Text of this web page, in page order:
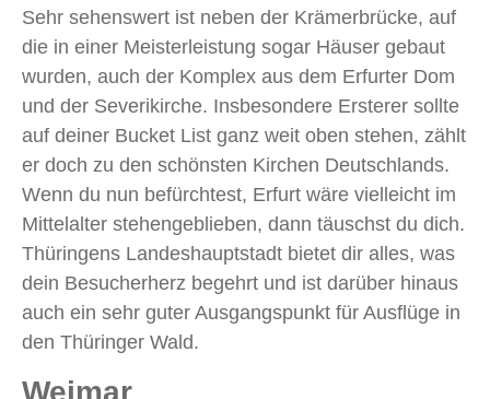
Sehr sehenswert ist neben der Krämerbrücke, auf
die in einer Meisterleistung sogar Häuser gebaut
wurden, auch der Komplex aus dem Erfurter Dom
und der Severikirche. Insbesondere Ersterer sollte
auf deiner Bucket List ganz weit oben stehen, zählt
er doch zu den schönsten Kirchen Deutschlands.
Wenn du nun befürchtest, Erfurt wäre vielleicht im
Mittelalter stehengeblieben, dann täuschst du dich.
Thüringens Landeshauptstadt bietet dir alles, was
dein Besucherherz begehrt und ist darüber hinaus
auch ein sehr guter Ausgangspunkt für Ausflüge in
den Thüringer Wald.
Weimar